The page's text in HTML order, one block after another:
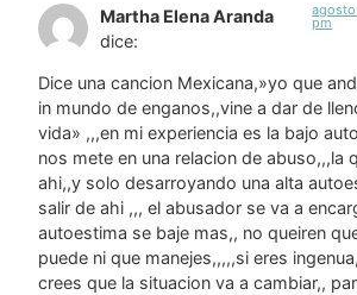
Martha Elena Aranda
dice:
agosto
pm
Dice una cancion Mexicana,»yo que
in mundo de enganos,,vine a dar de
vida» ,,,en mi experiencia es la bajo
nos mete en una relacion de abuso,,,la
ahi,,y solo desarroyando una alta
salir de ahi ,,, el abusador se va a
autoestima se baje mas,, no queiren
puede ni que manejes,,,,,si eres
crees que la situacion va a cambiar,,